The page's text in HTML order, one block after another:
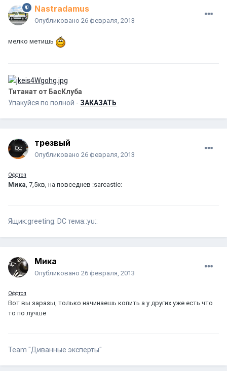
Nastradamus
Опубликовано 26 февраля, 2013
мелко метишь
Титанат от БасКлуба
Упакуйся по полной - ЗАКАЗАТЬ
трезвый
Опубликовано 26 февраля, 2013
Оффтоп
Мика , 7,5кв, на повседнев :sarcastic:
Ящик:greeting: DC тема::yu::
Мика
Опубликовано 26 февраля, 2013
Оффтоп
Вот вы заразы, только начинаешь копить а у других уже есть что
то по лучше
Team "Диванные эксперты"